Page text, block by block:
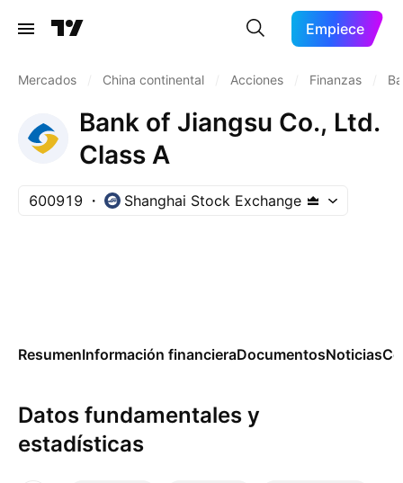
Empiece
Mercados China continental Acciones Finanzas
Bank of Jiangsu Co., Ltd.
Class A
600919 Shanghai Stock Exchange
ResumenInformación financieraDocumentosNoticias
Datos fundamentales y
estadísticas